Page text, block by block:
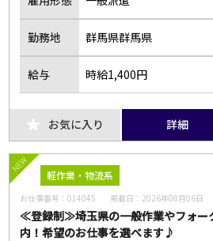
勤務地 群馬県群馬県
給与 時給1,400円
お気に入り 詳細
NEW
軽作業・物流系
お仕事番号：014045 掲載日： 2026年08月06日
≪登録制≫埼玉県の一般作業やフォー
内！希望のお仕事を選べます♪